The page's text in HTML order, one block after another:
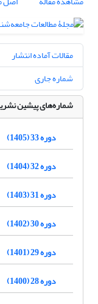
مقالات آماده انتشار
شماره جاری
شماره‌های پیشین
دوره 33 (1405)
دوره 32 (1404)
دوره 31 (1403)
دوره 30 (1402)
دوره 29 (1401)
دوره 28 (1400)